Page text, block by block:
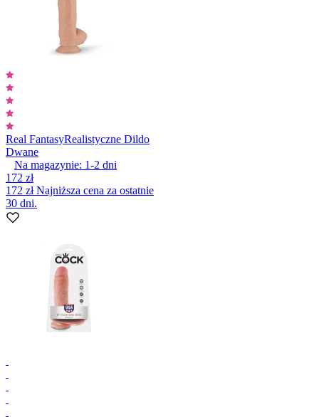
Real FantasyRealistyczne Dildo
Dwane
Na magazynie: 1-2 dni
172 zł
172 złNajniższa cena za ostatnie
30 dni.